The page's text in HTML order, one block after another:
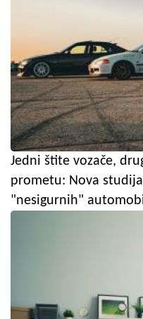
Jedni štite vozače,
prometu: Nova
"nesigurnih"